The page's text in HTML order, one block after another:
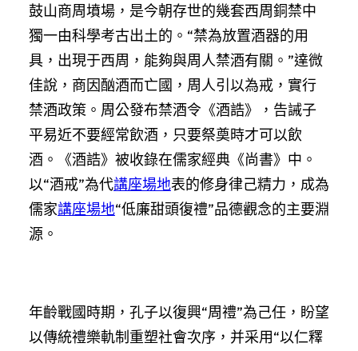
鼓山商周墳場，是今朝存世的幾套西周銅禁中
獨一由科學考古出土的。“禁為放置酒器的用
具，出現于西周，能夠與周人禁酒有關。”達微
佳說，商因酗酒而亡國，周人引以為戒，實行
禁酒政策。周公發布禁酒令《酒誥》，告誡子
平易近不要經常飲酒，只要祭奠時才可以飲
酒。《酒誥》被收錄在儒家經典《尚書》中。
以“酒戒”為代講座場地表的修身律己精力，成為
儒家講座場地“低廉甜頭復禮”品德觀念的主要淵
源。
年齡戰國時期，孔子以復興“周禮”為己任，盼望
以傳統禮樂軌制重塑社會次序，并采用“以仁釋